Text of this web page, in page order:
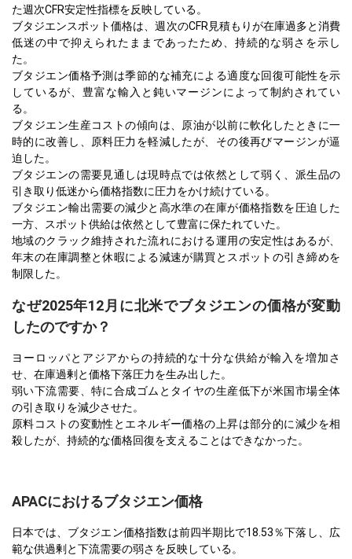
た週次CFR安定性指標を反映している。
ブタジエンスポット価格は、週次のCFR見積もりが在庫過多と消費
低迷の中で抑えられたままであったため、持続的な弱さを示し
た。
ブタジエン価格予測は季節的な補充による適度な回復可能性を示
しているが、豊富な輸入と鈍いマージンによって制約されてい
る。
ブタジエン生産コストの傾向は、原油が以前に軟化したときに一
時的に改善し、原料圧力を軽減したが、その後再びマージンが逼
迫した。
ブタジエンの需要見通しは現時点では依然として弱く、派生品の
引き取り低迷から価格指数に圧力をかけ続けている。
ブタジエン輸出需要の減少と高水準の在庫が価格指数を圧迫した
一方、スポット供給は依然として豊富に保たれていた。
地域のクラック維持された流れにおける運用の安定性はあるが、
年末の在庫調整と休暇による減速が購買とスポットの引き締めを
制限した。
なぜ2025年12月に北米でブタジエンの価格が変動
したのですか？
ヨーロッパとアジアからの持続的な十分な供給が輸入を増加さ
せ、在庫過剰と価格下落圧力を生み出した。
弱い下流需要、特に合成ゴムとタイヤの生産低下が米国市場全体
の引き取りを減少させた。
原料コストの変動性とエネルギー価格の上昇は部分的に減少を相
殺したが、持続的な価格回復を支えることはできなかった。
APACにおけるブタジエン価格
日本では、ブタジエン価格指数は前四半期比で18.53％下落し、広
範な供過剰と下流需要の弱さを反映している。